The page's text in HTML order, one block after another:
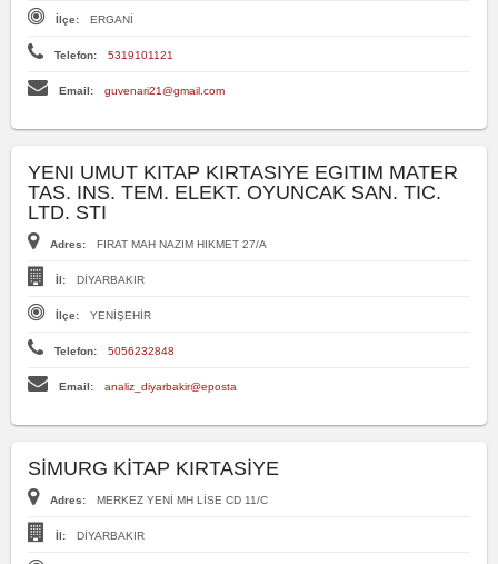
İlçe: ERGANİ
Telefon: 5319101121
Email: guvenari21@gmail.com
YENI UMUT KITAP KIRTASIYE EGITIM MATER
TAS. INS. TEM. ELEKT. OYUNCAK SAN. TIC.
LTD. STI
Adres: FIRAT MAH NAZIM HIKMET 27/A
İl: DİYARBAKIR
İlçe: YENİŞEHİR
Telefon: 5056232848
Email: analiz_diyarbakir@eposta
SİMURG KİTAP KIRTASİYE
Adres: MERKEZ YENİ MH LİSE CD 11/C
İl: DİYARBAKIR